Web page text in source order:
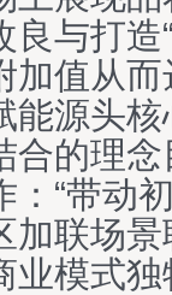
良与打造
加值从而
能源头
合的理
：“带动
加联场
业模式独